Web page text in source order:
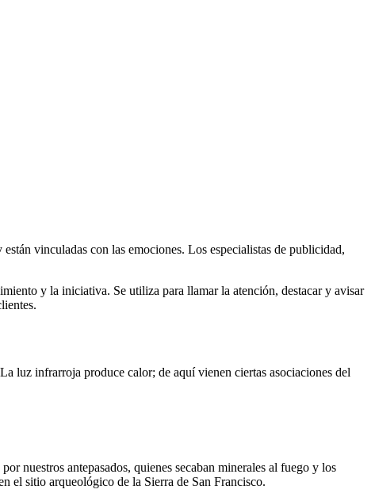
vinculadas con las emociones. Los especialistas de publicidad,
y la iniciativa. Se utiliza para llamar la atención, destacar y avisar
luz infrarroja produce calor; de aquí vienen ciertas asociaciones del
por nuestros antepasados, quienes secaban minerales al fuego y los
el sitio arqueológico de la Sierra de San Francisco.